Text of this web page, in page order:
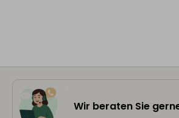
Wir beraten Sie